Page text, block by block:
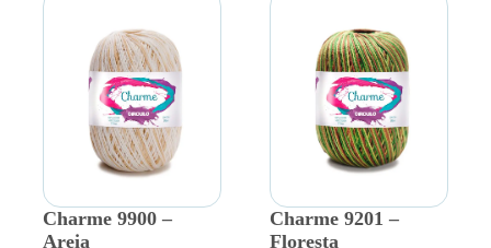
Charme 9900 –
Areia
Charme 9201 –
Floresta